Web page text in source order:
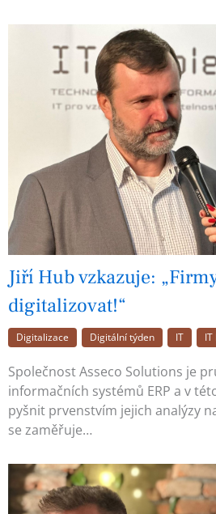
Jiří Hub vzkazuje:
digitalizovat!“
Digitalizace Digitální týden IT IT
Společnost Asseco Solutions je
informačních systémů ERP a v
pyšnit prvenstvím jejich analýzy
se zaměřuje…